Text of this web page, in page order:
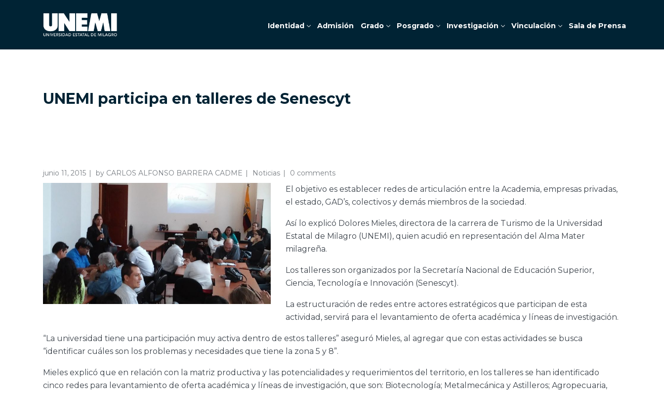
Identidad Admisión Grado Posgrado Investigación Vinculación Sala de Prensa
UNEMI participa en talleres de Senescyt
junio 11, 2015 by CARLOS ALFONSO BARRERA CADME Noticias 0 comments
El objetivo es establecer redes de articulación entre la Academia, empresas privadas,
el estado, GAD’s, colectivos y demás miembros de la sociedad.
Así lo explicó Dolores Mieles, directora de la carrera de Turismo de la Universidad
Estatal de Milagro (UNEMI), quien acudió en representación del Alma Mater
milagreña.
Los talleres son organizados por la Secretaría Nacional de Educación Superior,
Ciencia, Tecnología e Innovación (Senescyt).
La estructuración de redes entre actores estratégicos que participan de esta
actividad, servirá para el levantamiento de oferta académica y líneas de investigación.
“La universidad tiene una participación muy activa dentro de estos talleres” aseguró Mieles, al agregar que con estas actividades se busca
“identificar cuáles son los problemas y necesidades que tiene la zona 5 y 8”.
Mieles explicó que en relación con la matriz productiva y las potencialidades y requerimientos del territorio, en los talleres se han identificado
cinco redes para levantamiento de oferta académica y líneas de investigación, que son: Biotecnología; Metalmecánica y Astilleros; Agropecuaria,